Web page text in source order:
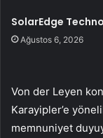
SolarEdge
Ağustos 6, 2026
Von der Leyen
Karayipler’e
memnuniyet